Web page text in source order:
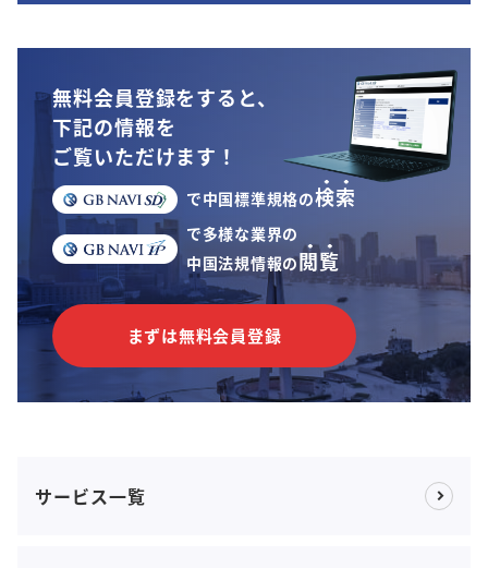
無料会員登録をすると、
下記の情報を
ご覧いただけます！
で中国標準規格の検索
で多様な業界の
中国法規情報の閲覧
まずは無料会員登録
サービス一覧